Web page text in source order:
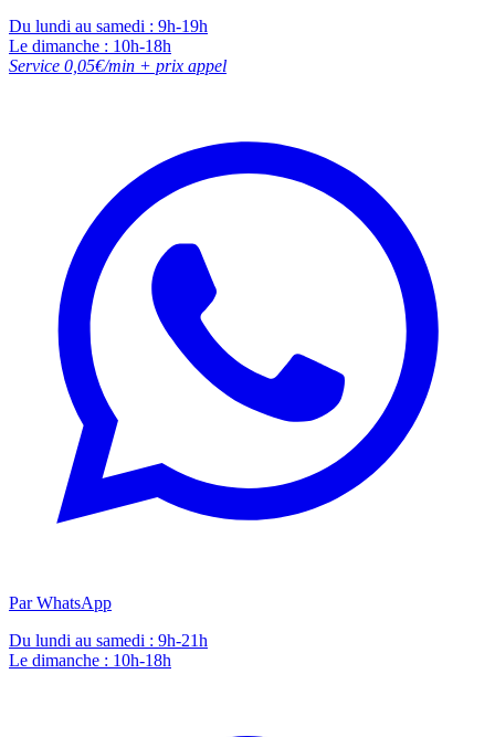
Du lundi au samedi : 9h-19h
Le dimanche : 10h-18h
Service 0,05€/min + prix appel
Par WhatsApp
Du lundi au samedi : 9h-21h
Le dimanche : 10h-18h